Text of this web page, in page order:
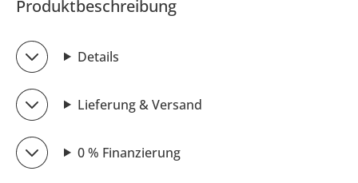
Produktbeschreibung
Details
Lieferung & Versand
0 % Finanzierung